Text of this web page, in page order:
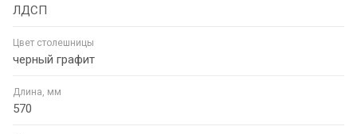
ЛДСП
Цвет столешницы
черный графит
Длина, мм
570